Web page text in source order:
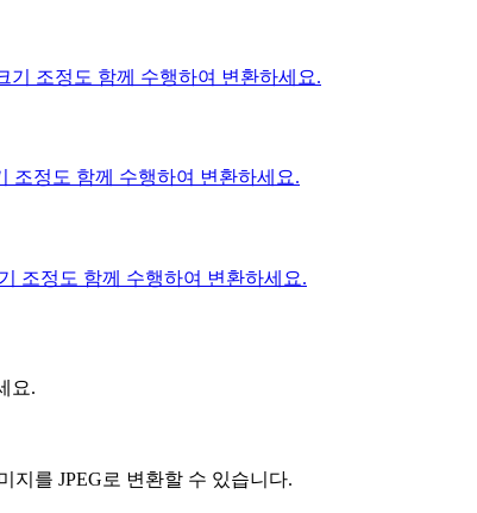
기 조정도 함께 수행하여 변환하세요.
조정도 함께 수행하여 변환하세요.
조정도 함께 수행하여 변환하세요.
요.
지를 JPEG로 변환할 수 있습니다.